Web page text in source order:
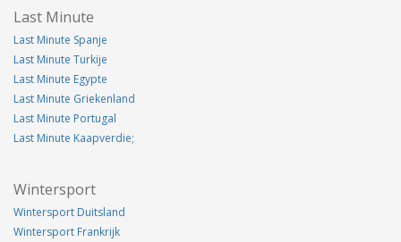
Last Minute
Last Minute Spanje
Last Minute Turkije
Last Minute Egypte
Last Minute Griekenland
Last Minute Portugal
Last Minute Kaapverdie;
Wintersport
Wintersport Duitsland
Wintersport Frankrijk